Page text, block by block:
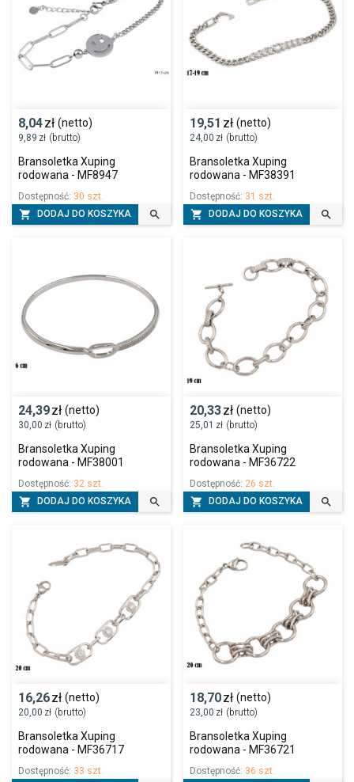
8,04zł (netto)
9,89 zł (brutto)
Bransoletka Xuping
rodowana - MF8947
Dostępność: 30 szt.
 DODAJ DO KOSZYKA 
19,51 zł (netto)
24,00 zł (brutto)
Bransoletka Xuping
rodowana - MF38391
Dostępność: 31 szt.
 DODAJ DO KOSZYKA 
24,39zł (netto)
30,00 zł (brutto)
Bransoletka Xuping
rodowana - MF38001
Dostępność: 32 szt.
 DODAJ DO KOSZYKA 
20,33zł (netto)
25,01 zł (brutto)
Bransoletka Xuping
rodowana - MF36722
Dostępność: 26 szt.
 DODAJ DO KOSZYKA 
16,26zł (netto)
20,00 zł (brutto)
Bransoletka Xuping
rodowana - MF36717
Dostępność: 33 szt.
18,70zł (netto)
23,00 zł (brutto)
Bransoletka Xuping
rodowana - MF36721
Dostępność: 36 szt.